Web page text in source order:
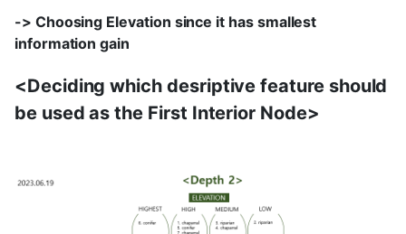
-> Choosing Elevation since it has smallest
information gain
<Deciding which desriptive feature should
be used as the First Interior Node>